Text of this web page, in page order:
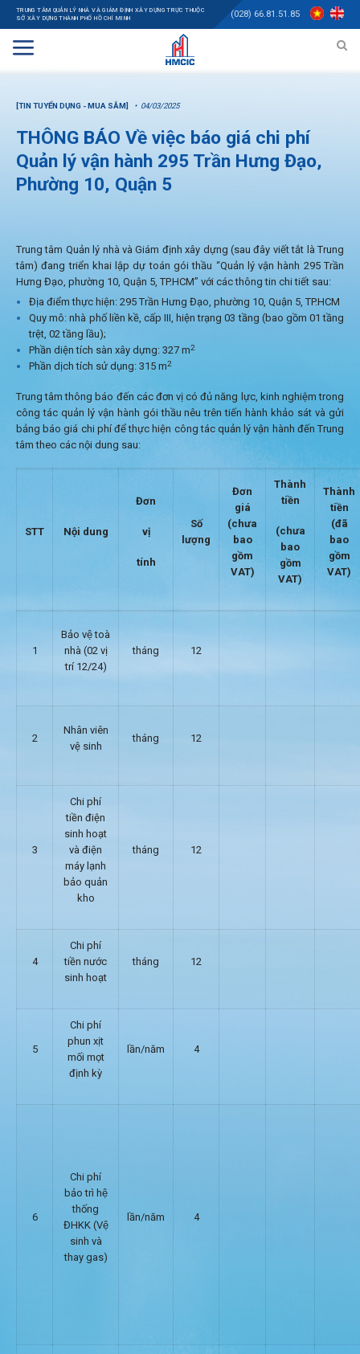
TRUNG TÂM QUẢN LÝ NHÀ VÀ GIÁM ĐỊNH XÂY DỰNG TRỰC THUỘC
SỞ XÂY DỰNG THÀNH PHỐ HỒ CHÍ MINH
(028) 66.81.51.85
[TIN TUYỂN DỤNG - MUA SẮM] 04/03/2025
THÔNG BÁO Về việc báo giá chi phí
Quản lý vận hành 295 Trần Hưng Đạo,
Phường 10, Quận 5
Trung tâm Quản lý nhà và Giám định xây dựng (sau đây viết tắt là Trung
tâm) đang triển khai lập dự toán gói thầu “Quản lý vận hành 295 Trần
Hưng Đạo, phường 10, Quận 5, TP.HCM” với các thông tin chi tiết sau:
Địa điểm thực hiện: 295 Trần Hưng Đạo, phường 10, Quận 5, TP.HCM
Quy mô: nhà phố liền kề, cấp III, hiện trạng 03 tầng (bao gồm 01 tầng
trệt, 02 tầng lầu);
Phần diện tích sàn xây dựng: 327 m2
Phần dịch tích sử dụng: 315 m2
Trung tâm thông báo đến các đơn vị có đủ năng lực, kinh nghiệm trong
công tác quản lý vận hành gói thầu nêu trên tiến hành khảo sát và gửi
bảng báo giá chi phí để thực hiện công tác quản lý vận hành đến Trung
tâm theo các nội dung sau:
STT Nội dung
Đơn
vị
tính
Số
lượng
Đơn
giá
(chưa
bao
gồm
VAT)
Thành
tiền
(chưa
bao
gồm
VAT)
Thành
tiền
(đã
bao
gồm
VAT)
1
Bảo vệ toà
nhà (02 vị
trí 12/24)
tháng 12
2
Nhân viên
vệ sinh
tháng 12
3
Chi phí
tiền điện
sinh hoạt
và điện
máy lạnh
bảo quản
kho
tháng 12
4
Chi phí
tiền nước
sinh hoạt
tháng 12
5
Chi phí
phun xịt
mối mọt
định kỳ
lần/năm 4
6
Chi phí
bảo trì hệ
thống
ĐHKK (Vệ
sinh và
thay gas)
lần/năm 4